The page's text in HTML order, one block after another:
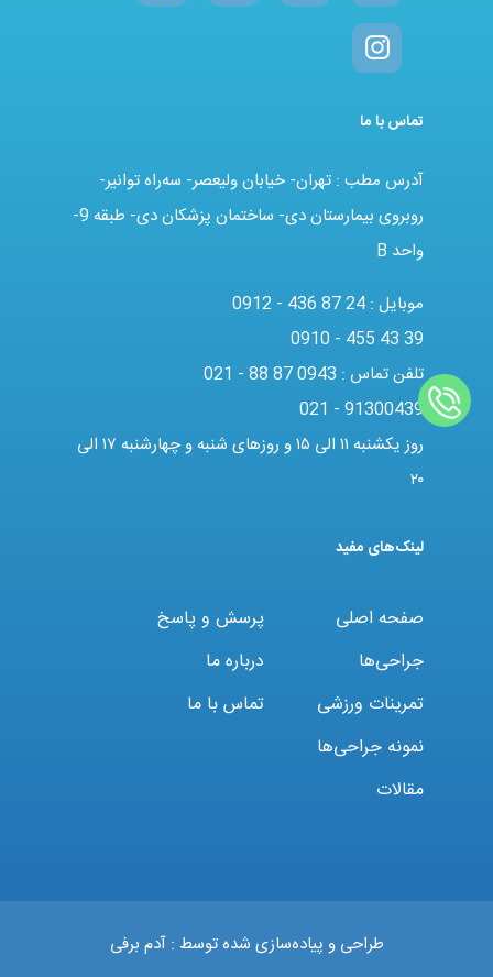
تماس با ما
آدرس مطب : تهران- خیابان ولیعصر- سه‌راه توانیر-
روبروی بیمارستان دی- ساختمان پزشکان دی- طبقه 9-
واحد B
موبایل : 0912 - 436 87 24
0910 - 455 43 39
تلفن تماس : 021 - 88 87 0943
021 - 91300439
روز یکشنبه ۱۱ الی ۱۵ و روزهای شنبه و چهارشنبه ۱۷ الی
۲۰
لینک‌های مفید
صفحه اصلی
جراحی‌ها
تمرینات ورزشی
نمونه جراحی‌ها
مقالات
پرسش و پاسخ
درباره ما
تماس با ما
طراحی و پیاده‌سازی شده توسط :آدم برفی